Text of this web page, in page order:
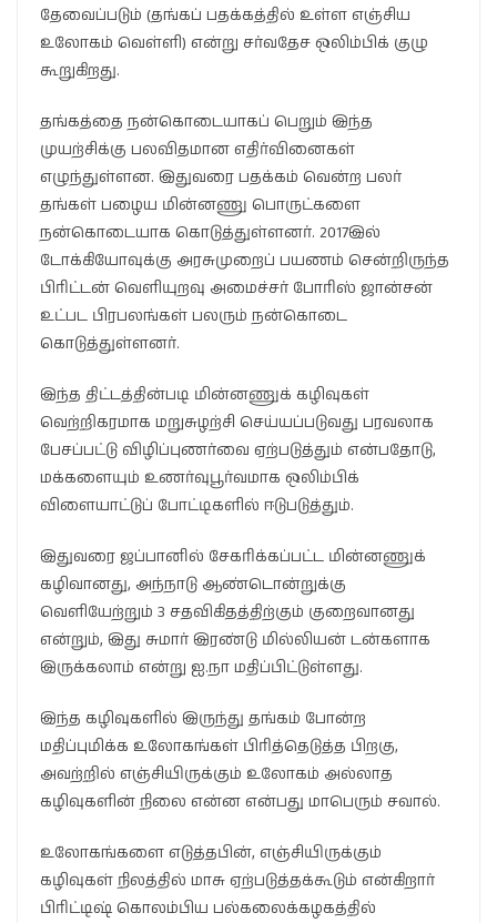
தேவைப்படும் (தங்கப் பதக்கத்தில் உள்ள எஞ்சிய
உலோகம் வெள்ளி) என்று சர்வதேச ஒலிம்பிக் குழு
கூறுகிறது.
தங்கத்தை நன்கொடையாகப் பெறும் இந்த
முயற்சிக்கு பலவிதமான எதிர்வினைகள்
எழுந்துள்ளன. இதுவரை பதக்கம் வென்ற பலர்
தங்கள் பழைய மின்னணு பொருட்களை
நன்கொடையாக கொடுத்துள்ளனர். 2017இல்
டோக்கியோவுக்கு அரசுமுறைப் பயணம் சென்றிருந்த
பிரிட்டன் வெளியுறவு அமைச்சர் போரிஸ் ஜான்சன்
உட்பட பிரபலங்கள் பலரும் நன்கொடை
கொடுத்துள்ளனர்.
இந்த திட்டத்தின்படி மின்னணுக் கழிவுகள்
வெற்றிகரமாக மறுசுழற்சி செய்யப்படுவது பரவலாக
பேசப்பட்டு விழிப்புணர்வை ஏற்படுத்தும் என்பதோடு,
மக்களையும் உணர்வுபூர்வமாக ஒலிம்பிக்
விளையாட்டுப் போட்டிகளில் ஈடுபடுத்தும்.
இதுவரை ஜப்பானில் சேகரிக்கப்பட்ட மின்னணுக்
கழிவானது, அந்நாடு ஆண்டொன்றுக்கு
வெளியேற்றும் 3 சதவிகிதத்திற்கும் குறைவானது
என்றும், இது சுமார் இரண்டு மில்லியன் டன்களாக
இருக்கலாம் என்று ஐ.நா மதிப்பிட்டுள்ளது.
இந்த கழிவுகளில் இருந்து தங்கம் போன்ற
மதிப்புமிக்க உலோகங்கள் பிரித்தெடுத்த பிறகு,
அவற்றில் எஞ்சியிருக்கும் உலோகம் அல்லாத
கழிவுகளின் நிலை என்ன என்பது மாபெரும் சவால்.
உலோகங்களை எடுத்தபின், எஞ்சியிருக்கும்
கழிவுகள் நிலத்தில் மாசு ஏற்படுத்தக்கூடும் என்கிறார்
பிரிட்டிஷ் கொலம்பிய பல்கலைக்கழகத்தில்